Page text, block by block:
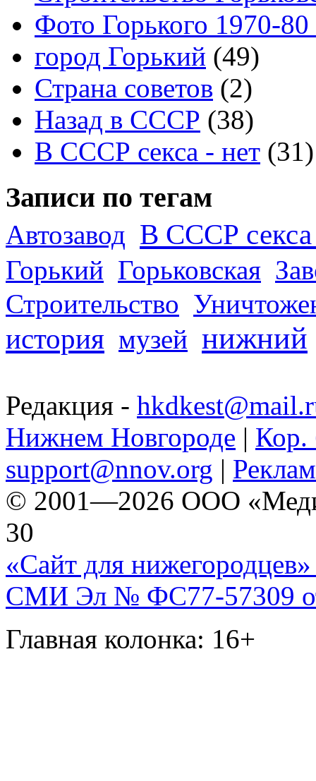
Фото Горького 1970-80
город Горький (49)
Страна советов (2)
Назад в СССР (38)
В СССР секса - нет (31)
Записи по тегам
Автозавод В СССР секса
Горький Горьковская
Строительство
история музей нижний
Редакция -
Нижнем Новгороде | Кор.
support@nnov.org |
© 2001—2026 ООО
30
«Сайт для нижегородцев»
СМИ Эл № ФС77-57309
Главная колонка: 16+